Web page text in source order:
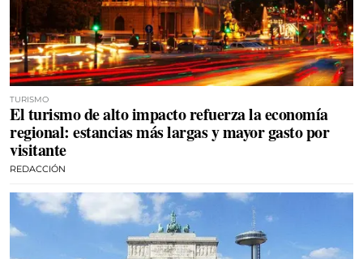
TURISMO
El turismo de alto impacto refuerza la economía
regional: estancias más largas y mayor gasto por
visitante
REDACCIÓN